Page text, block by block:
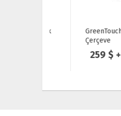
GreenTouch 55"
Çerçeve
259 $ + KDV